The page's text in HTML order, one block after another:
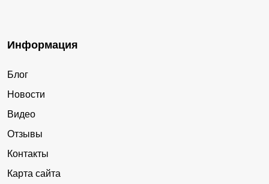
Информация
Блог
Новости
Видео
Отзывы
Контакты
Карта сайта